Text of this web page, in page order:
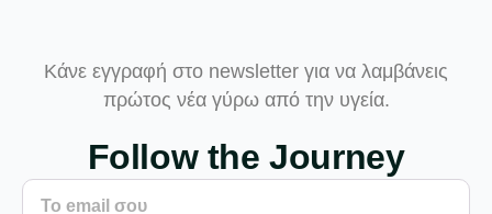
Κάνε εγγραφή στο newsletter για να λαμβάνεις
πρώτος νέα γύρω από την υγεία.
Follow the Journey